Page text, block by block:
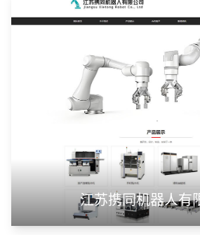
江苏携同机器人有